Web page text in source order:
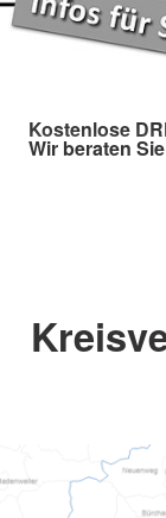
Kostenlose
Wir beraten